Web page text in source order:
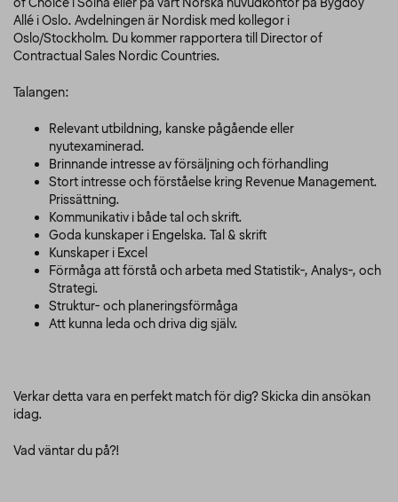
Allé i Oslo. Avdelningen är Nordisk med kollegor i
Oslo/Stockholm. Du kommer rapportera till Director of
Contractual Sales Nordic Countries.
Talangen:
Relevant utbildning, kanske pågående eller
nyutexaminerad.
Brinnande intresse av försäljning och förhandling
Stort intresse och förståelse kring Revenue Management.
Prissättning.
Kommunikativ i både tal och skrift.
Goda kunskaper i Engelska. Tal & skrift
Kunskaper i Excel
Förmåga att förstå och arbeta med Statistik-, Analys-, och
Strategi.
Struktur- och planeringsförmåga
Att kunna leda och driva dig själv.
Verkar detta vara en perfekt match för dig? Skicka din ansökan
idag.
Vad väntar du på?!